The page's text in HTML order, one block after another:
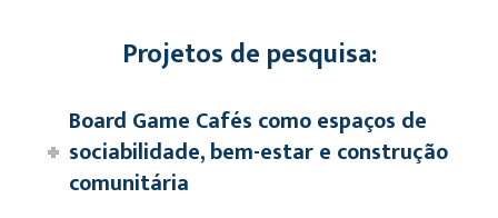
Projetos de pesquisa:
Board Game Cafés como espaços de
sociabilidade, bem-estar e construção
comunitária